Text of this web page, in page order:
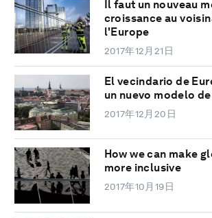
Il faut un nouveau
croissance au
l'Europe
2017年12月21日
El vecindario de
un nuevo modelo
2017年12月20日
How we can make
more inclusive
2017年10月19日